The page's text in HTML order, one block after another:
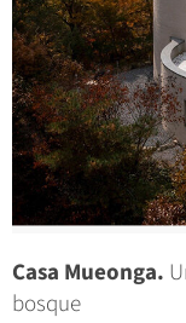
Casa Mueonga.
bosque